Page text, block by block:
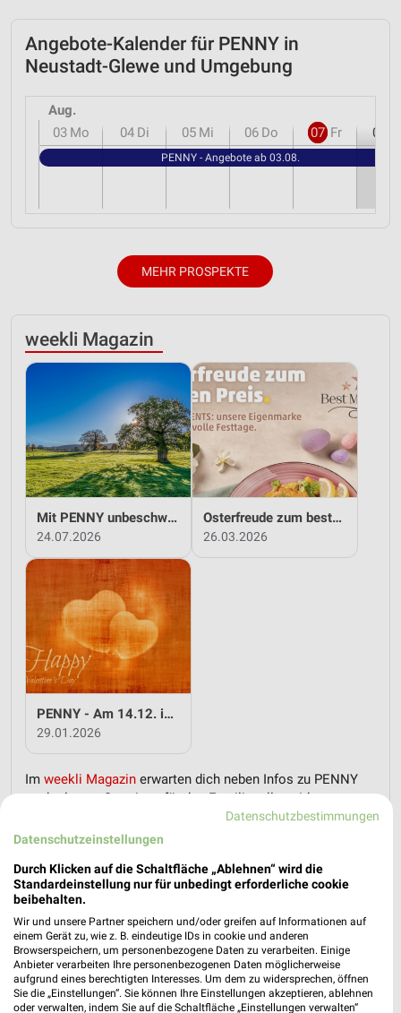
Angebote-Kalender für PENNY in
Neustadt-Glewe und Umgebung
Aug.
03 Mo 04 Di 05 Mi 06 Do 07 Fr 08
PENNY - Angebote ab 03.08.
MEHR PROSPEKTE
weekli Magazin
Mit PENNY unbeschwert in den Sommer!
24.07.2026
Osterfreude zum besten Preis - mit PENNY!
26.03.2026
PENNY - Am 14.12. ist Valentinstag
29.01.2026
Im weekli Magazin erwarten dich neben Infos zu PENNY
auch clevere Spartipps für den Familienalltag, Ideen zur
Haushaltsplanung und einfache Wege, dein Budget
nachhaltig zu entlasten.
weekli - Prospekte & Angebote App
Alle PENNY Angebote immer griffbereit – mit der kostenlosen
Datenschutzbestimmungen
Datenschutzeinstellungen
Durch Klicken auf die Schaltfläche „Ablehnen“ wird die
Standardeinstellung nur für unbedingt erforderliche cookie
beibehalten.
Wir und unsere Partner speichern und/oder greifen auf Informationen auf
einem Gerät zu, wie z. B. eindeutige IDs in cookie und anderen
Browserspeichern, um personenbezogene Daten zu verarbeiten. Einige
Anbieter verarbeiten Ihre personenbezogenen Daten möglicherweise
aufgrund eines berechtigten Interesses. Um dem zu widersprechen, öffnen
Sie die „Einstellungen“. Sie können Ihre Einstellungen akzeptieren, ablehnen
oder verwalten, indem Sie auf die Schaltfläche „Einstellungen verwalten“